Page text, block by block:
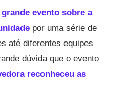
grande evento sobre a
por uma série de
até diferentes equipes
dúvida que o evento
reconheceu as